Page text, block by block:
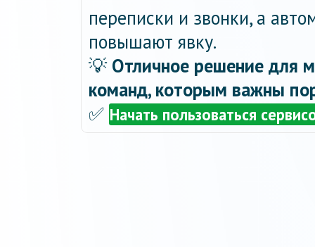
переписки и звонки, а
повышают явку.
💡 Отличное решение для
команд, которым важны
✅ Начать пользоваться